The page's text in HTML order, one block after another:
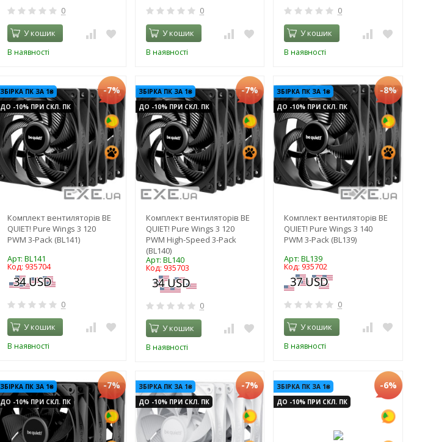
0
У кошик
В наявності
0
У кошик
В наявності
0
У кошик
В наявності
ЗБІРКА ПК ЗА 1₴
ДО -10% ПРИ СКЛ. ПК
-7%
Комплект вентиляторів BE
QUIET! Pure Wings 3 120
PWM 3-Pack (BL141)
Арт: BL141
Код: 935704
0
У кошик
В наявності
ЗБІРКА ПК ЗА 1₴
ДО -10% ПРИ СКЛ. ПК
-7%
Комплект вентиляторів BE
QUIET! Pure Wings 3 120
PWM High-Speed 3-Pack
(BL140)
Арт: BL140
Код: 935703
0
У кошик
В наявності
ЗБІРКА ПК ЗА 1₴
ДО -10% ПРИ СКЛ. ПК
-8%
Комплект вентиляторів BE
QUIET! Pure Wings 3 140
PWM 3-Pack (BL139)
Арт: BL139
Код: 935702
0
У кошик
В наявності
ЗБІРКА ПК ЗА 1₴
ДО -10% ПРИ СКЛ. ПК
-7%
ЗБІРКА ПК ЗА 1₴
ДО -10% ПРИ СКЛ. ПК
-7%
ЗБІРКА ПК ЗА 1₴
ДО -10% ПРИ СКЛ. ПК
-6%